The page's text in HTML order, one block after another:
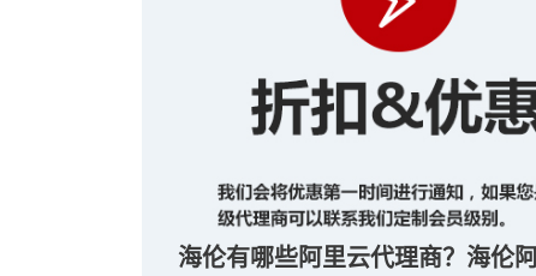
海伦有哪些阿里云代理商？海伦